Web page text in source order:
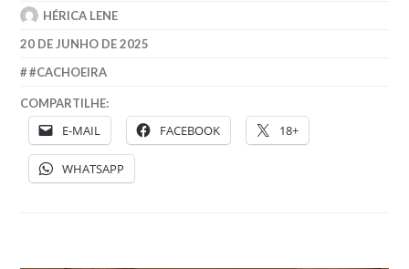
HÉRICA LENE
20 DE JUNHO DE 2025
#CACHOEIRA
COMPARTILHE:
E-MAIL FACEBOOK 18+
WHATSAPP